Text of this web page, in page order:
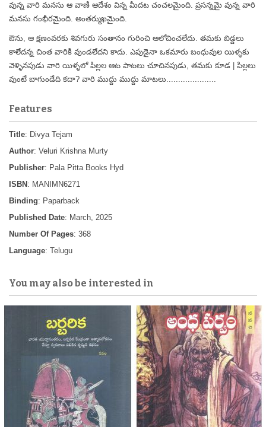
వున్న వారి మనసు ఆ వాణి ఆదేశం విన్న మీదట చంచలమైంది. ప్రసన్నమై వున్న వారి
మనసు గంభీరమైంది. అంతర్ముఖమైంది.
ఔను, ఆ క్షణంవరకు శివగురు సంతానం గురించి ఆలోచించలేదు. తమకు బిడ్డలు
కాలేదన్న చింత వారికి వుండలేదని కాదు. ఎపుడైనా ఒకమారు బంధువుల యిళ్ళకు
వెళ్ళినపుడు వారి యిళ్ళలో పిల్లల ఆట పాటలు చూచినపుడు, తమకు కూడ | పిల్లలు
వుంటే బాగుండేది కదా? వారి ముద్దు ముద్దు మాటలు.....................
Features
Title: Divya Tejam
Author: Veluri Krishna Murty
Publisher: Pala Pitta Books Hyd
ISBN : MANIMN6271
Binding: Paparback
Published Date: March, 2025
Number Of Pages: 368
Language: Telugu
You may also be interested in